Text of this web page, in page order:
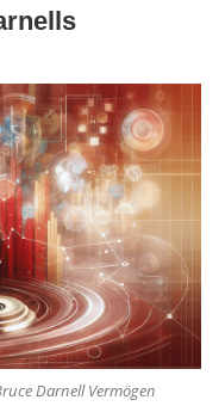
Darnell Vermögen